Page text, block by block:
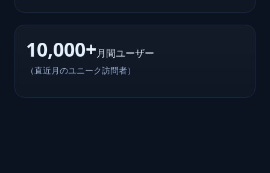
10,000+月間ユーザー
（直近月のユニーク訪問者）